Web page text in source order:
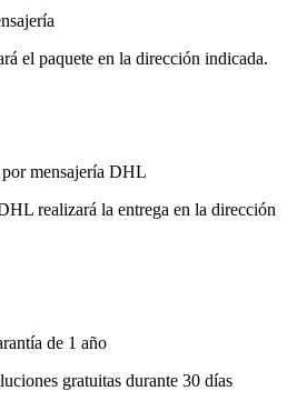
el paquete en la dirección indicada.
mensajería DHL
realizará la entrega en la dirección
de 1 año
gratuitas durante 30 días